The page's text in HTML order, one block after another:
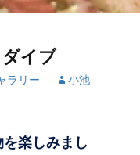
イブ
ラリー 小池
楽しみまし